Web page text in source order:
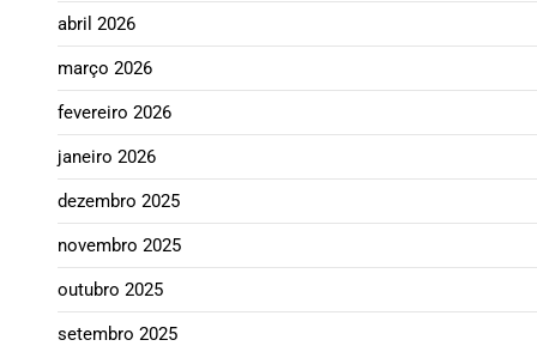
abril 2026
março 2026
fevereiro 2026
janeiro 2026
dezembro 2025
novembro 2025
outubro 2025
setembro 2025